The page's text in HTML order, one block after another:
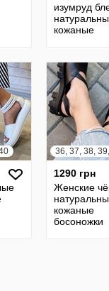
изумруд
кожаные
липучках
подошве
36, 37, 38,
1290 грн
Женские
кожаные
босоножки